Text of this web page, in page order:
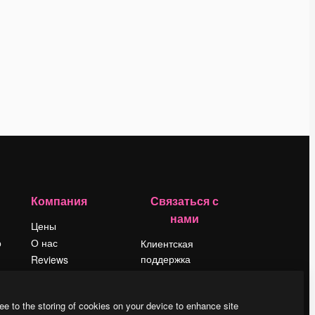
Компания
Цены
О нас
Reviews
Блог
Связаться с
нами
Клиентская
поддержка
LinkedIn
to the storing of cookies on your device to enhance site